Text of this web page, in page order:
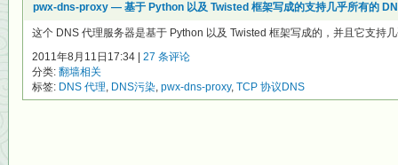
pwx-dns-proxy — 基于 Python 以及 Twisted 框架写成的支持几乎所有的
这个 DNS 代理服务器是基于 Python 以及 Twisted 框架写成的，并且它支持
2011年8月11日17:34 | 27 条评论
分类: 翻墙相关
标签: DNS 代理, DNS污染, pwx-dns-proxy, TCP 协议DNS